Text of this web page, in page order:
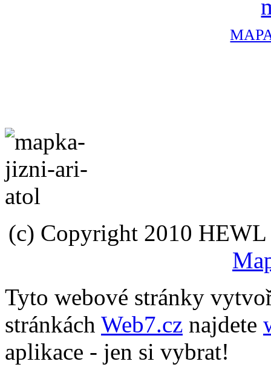
(c) Copyright 2010 HEWL
Tyto webové stránky
stránkách Web7.cz najdete
aplikace - jen si vybrat!